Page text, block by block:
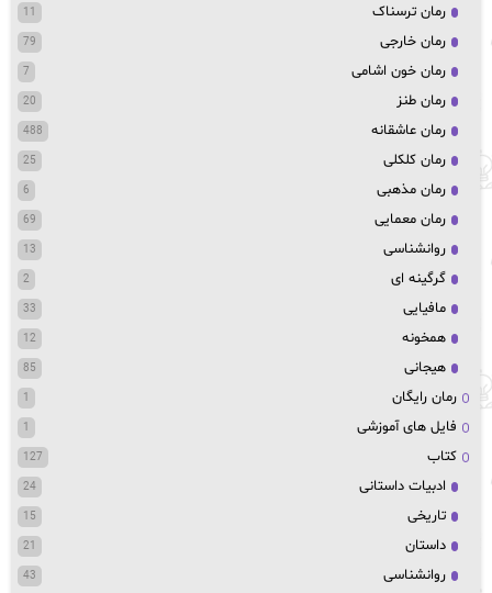
رمان ترسناک 11
رمان خارجی 79
رمان خون اشامی 7
رمان طنز 20
رمان عاشقانه 488
رمان کلکلی 25
رمان مذهبی 6
رمان معمایی 69
روانشناسی 13
گرگینه ای 2
مافیایی 33
همخونه 12
هیجانی 85
رمان رایگان 1
فایل های آموزشی 1
کتاب 127
ادبیات داستانی 24
تاریخی 15
داستان 21
روانشناسی 43